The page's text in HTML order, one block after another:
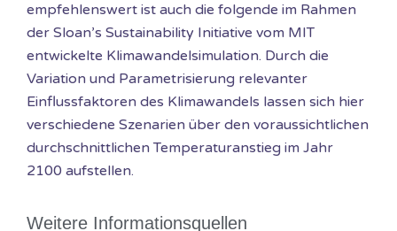
empfehlenswert ist auch die folgende im Rahmen
der Sloan’s Sustainability Initiative vom MIT
entwickelte Klimawandelsimulation. Durch die
Variation und Parametrisierung relevanter
Einflussfaktoren des Klimawandels lassen sich hier
verschiedene Szenarien über den voraussichtlichen
durchschnittlichen Temperaturanstieg im Jahr
2100 aufstellen.
Weitere Informationsquellen